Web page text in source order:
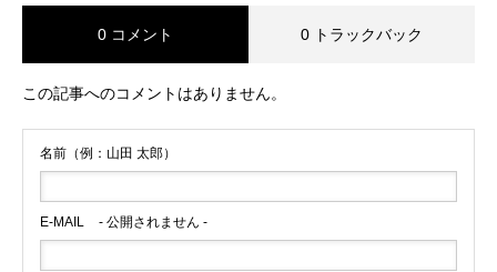
0 コメント 0 トラックバック
この記事へのコメントはありません。
名前（例：山田 太郎）
E-MAIL - 公開されません -